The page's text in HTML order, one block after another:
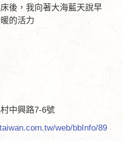
後，我向著大海藍天說早
的活力
中興路7-6號
web/bbInfo/89